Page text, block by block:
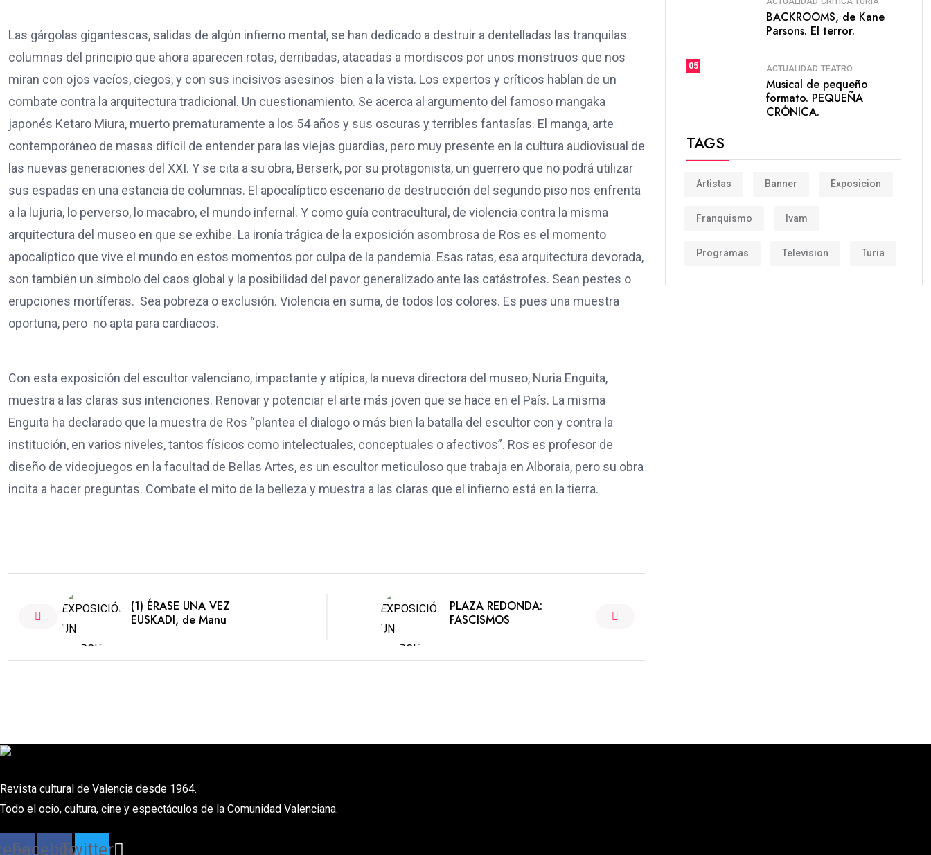
Las gárgolas gigantescas, salidas de algún infierno mental, se han dedicado a destruir a dentelladas las tranquilas
columnas del principio que ahora aparecen rotas, derribadas, atacadas a mordiscos por unos monstruos que nos
miran con ojos vacíos, ciegos, y con sus incisivos asesinos bien a la vista. Los expertos y críticos hablan de un
combate contra la arquitectura tradicional. Un cuestionamiento. Se acerca al argumento del famoso mangaka
japonés Ketaro Miura, muerto prematuramente a los 54 años y sus oscuras y terribles fantasías. El manga, arte
contemporáneo de masas difícil de entender para las viejas guardias, pero muy presente en la cultura audiovisual de
las nuevas generaciones del XXI. Y se cita a su obra, Berserk, por su protagonista, un guerrero que no podrá utilizar
sus espadas en una estancia de columnas. El apocalíptico escenario de destrucción del segundo piso nos enfrenta
a la lujuria, lo perverso, lo macabro, el mundo infernal. Y como guía contracultural, de violencia contra la misma
arquitectura del museo en que se exhibe. La ironía trágica de la exposición asombrosa de Ros es el momento
apocalíptico que vive el mundo en estos momentos por culpa de la pandemia. Esas ratas, esa arquitectura devorada,
son también un símbolo del caos global y la posibilidad del pavor generalizado ante las catástrofes. Sean pestes o
erupciones mortíferas. Sea pobreza o exclusión. Violencia en suma, de todos los colores. Es pues una muestra
oportuna, pero no apta para cardiacos.
Con esta exposición del escultor valenciano, impactante y atípica, la nueva directora del museo, Nuria Enguita,
muestra a las claras sus intenciones. Renovar y potenciar el arte más joven que se hace en el País. La misma
Enguita ha declarado que la muestra de Ros “plantea el dialogo o más bien la batalla del escultor con y contra la
institución, en varios niveles, tantos físicos como intelectuales, conceptuales o afectivos”. Ros es profesor de
diseño de videojuegos en la facultad de Bellas Artes, es un escultor meticuloso que trabaja en Alboraia, pero su obra
incita a hacer preguntas. Combate el mito de la belleza y muestra a las claras que el infierno está en la tierra.
(1) ÉRASE UNA VEZ
EUSKADI, de Manu
PLAZA REDONDA:
FASCISMOS
BACKROOMS, de Kane
Parsons. El terror.
05 ACTUALIDAD TEATRO
Musical de pequeño
formato. PEQUEÑA
CRÓNICA.
TAGS
Artistas Banner Exposicion
Franquismo Ivam
Programas Television Turia
Revista cultural de Valencia desde 1964.
Todo el ocio, cultura, cine y espectáculos de la Comunidad Valenciana.
FacebookTwitter